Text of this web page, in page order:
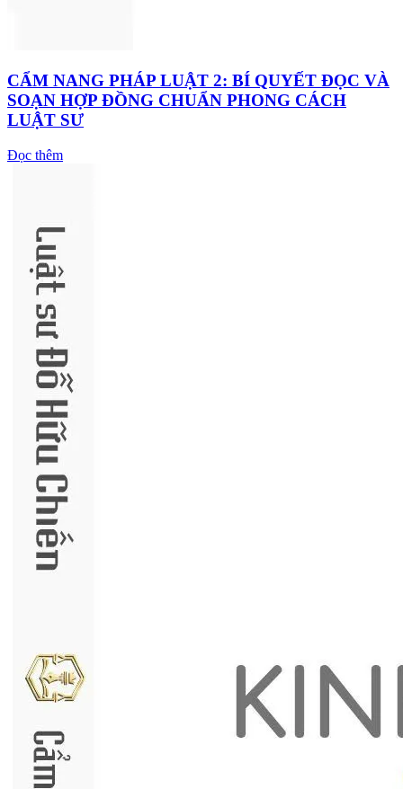
CẨM NANG PHÁP LUẬT 2: BÍ QUYẾT ĐỌC VÀ
SOẠN HỢP ĐỒNG CHUẨN PHONG CÁCH
LUẬT SƯ
Đọc thêm